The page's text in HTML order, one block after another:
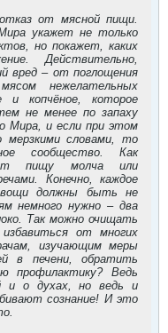
от мясной пищи.
укажет не только
но покажет, каких
Действительно,
вред – от поглощения
нежелательных
копчёное, которое
не менее по запаху
Мира, и если при этом
мерзкими словами, то
сообщество. Как
пищу молча или
Конечно, каждое
должны быть не
немного нужно – два
Так можно очищать
от многих
изучающим меры
в печени, обратить
профилактику? Ведь
и о духах, но ведь и
сознание! И это